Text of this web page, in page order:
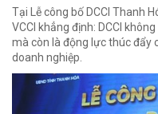
Tại Lễ công bố DCCI Thanh
VCCI khẳng định: DCCI
mà còn là động lực thúc đẩy
doanh nghiệp.